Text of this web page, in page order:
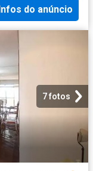
Infos do anúncio
7 fotos